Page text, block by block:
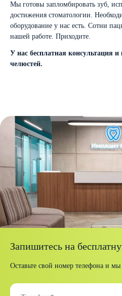
Мы готовы запломбировать зуб,
достижения стоматологии.
оборудование у нас есть. Сотни
нашей работе. Приходите.
У нас бесплатная консультация
челюстей.
Запишитесь на
Оставьте свой номер телефона и